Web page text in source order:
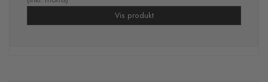
Vis produkt